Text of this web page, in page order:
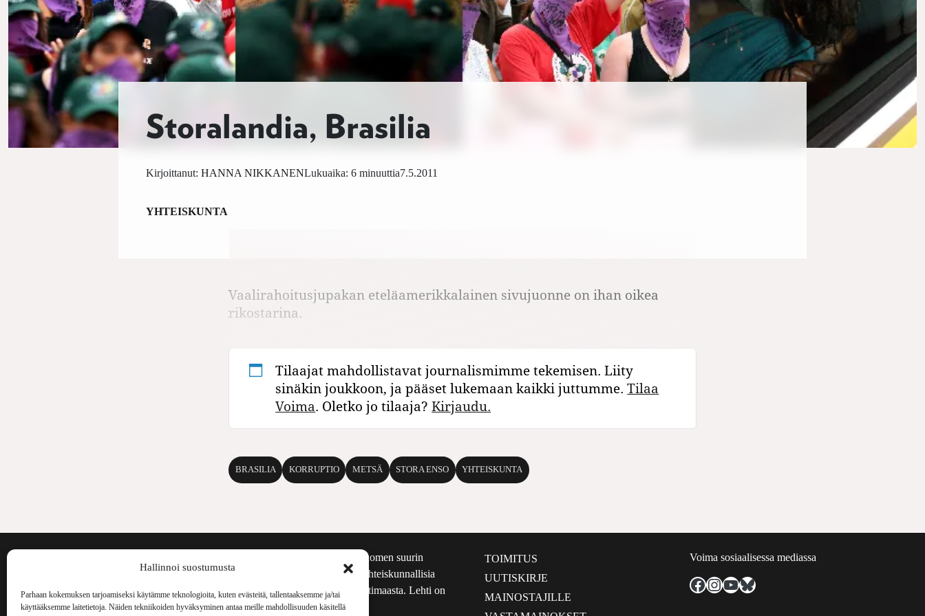
Hallinnoi suostumusta
Parhaan kokemuksen tarjoamiseksi käytämme teknologioita, kuten evästeitä, tallentaaksemme ja/tai
käyttääksemme laitetietoja. Näiden tekniikoiden hyväksyminen antaa meille mahdollisuuden käsitellä
Storalandia, Brasilia
7.5.2011
Kirjoittanut: HANNA NIKKANENLukuaika: 6 minuuttia
YHTEISKUNTA
Vaalirahoitusjupakan eteläamerikkalainen sivujuonne on ihan oikea
rikostarina.
Tilaajat mahdollistavat journalismimme tekemisen. Liity
sinäkin joukkoon, ja pääset lukemaan kaikki juttumme.Tilaa
Voima. Oletko jo tilaaja?Kirjaudu.
BRASILIA KORRUPTIO METSÄ STORA ENSO YHTEISKUNTA
Voima Kustannus
Voima on painosmäärältään Suomen suurin
kulttuurilehti. Se nostaa esiin yhteiskunnallisia
aiheita niin maailmalta kuin kotimaasta. Lehti on
ilmestynyt vuodesta 1999.
TOIMITUS
UUTISKIRJE
MAINOSTAJILLE
Voima sosiaalisessa mediassa
Facebook
Instagram
YouTube
Bluesky